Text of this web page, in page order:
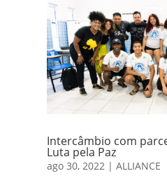
Intercâmbio com
Luta pela Paz
ago 30, 2022 |ALLIANCE